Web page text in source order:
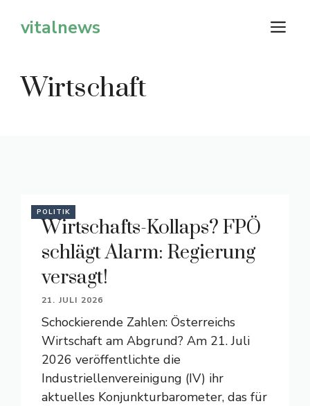
Inhaltvitalnews
Wirtschaft
POLITIK
Wirtschafts-Kollaps? FPÖ
schlägt Alarm: Regierung
versagt!
21. JULI 2026
Schockierende Zahlen: Österreichs
Wirtschaft am Abgrund? Am 21. Juli
2026 veröffentlichte die
Industriellenvereinigung (IV) ihr
aktuelles Konjunkturbarometer, das für